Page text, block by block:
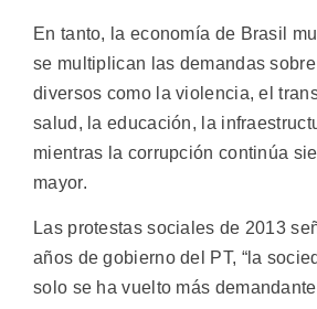
En tanto, la economía de Brasil
se multiplican las demandas
diversos como la violencia, el
salud, la educación, la
mientras la corrupción continúa
mayor.
Las protestas sociales de 2013
años de gobierno del PT, “la
solo se ha vuelto más